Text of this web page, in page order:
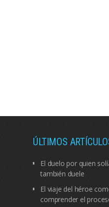
ÚLTIMOS
El duelo por quien
también duele
El viaje del héroe
comprender el